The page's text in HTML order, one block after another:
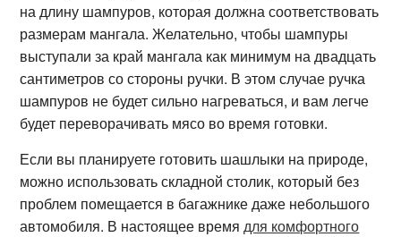
на длину шампуров, которая должна соответствовать
размерам мангала. Желательно, чтобы шампуры
выступали за край мангала как минимум на двадцать
сантиметров со стороны ручки. В этом случае ручка
шампуров не будет сильно нагреваться, и вам легче
будет переворачивать мясо во время готовки.
Если вы планируете готовить шашлыки на природе,
можно использовать складной столик, который без
проблем помещается в багажнике даже небольшого
автомобиля. В настоящее времядля комфортного